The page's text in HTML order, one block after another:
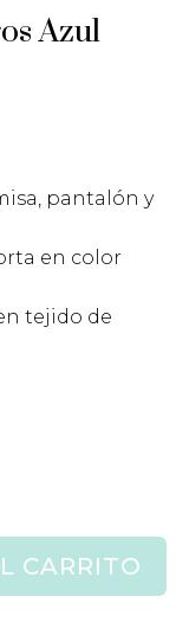
Azul
pantalón y
en color
tejido de
CARRITO